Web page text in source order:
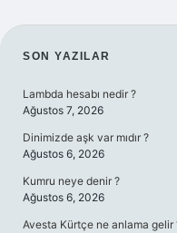
SIDEBAR
SON YAZILAR
Lambda hesabı nedir ?
Ağustos 7, 2026
Dinimizde aşk var mıdır ?
Ağustos 6, 2026
Kumru neye denir ?
Ağustos 6, 2026
Avesta Kürtçe ne anlama gelir